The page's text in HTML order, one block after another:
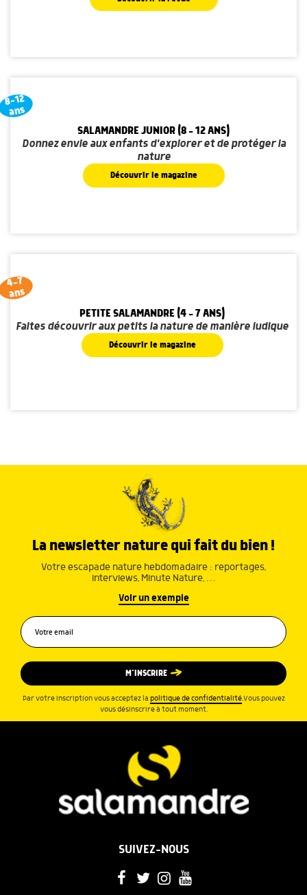
8-12
ans
SALAMANDRE JUNIOR (8 - 12 ANS)
Donnez envie aux enfants d'explorer et de protéger la
nature
Découvrir le magazine
4-7
ans
PETITE SALAMANDRE (4 - 7 ANS)
Faites découvrir aux petits la nature de manière ludique
Découvrir le magazine
La newsletter nature qui fait du bien !
Votre escapade nature hebdomadaire : reportages,
interviews, Minute Nature, …
Voir un exemple
M’INSCRIRE
Par votre inscription vous acceptez la politique de confidentialité.Vous pouvez
vous désinscrire à tout moment.
SUIVEZ-NOUS